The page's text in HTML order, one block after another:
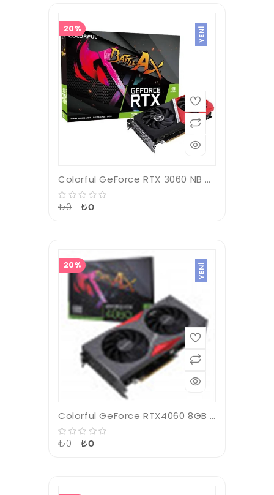
20% YENI
Colorful GeForce RTX 3060 NB Duo 12G V2 L-V 12GB GDDR6 192Bit DX12 Gaming (Oyuncu) Ekran Kartı
₺0 ₺0
20% YENI
Colorful GeForce RTX4060 8GB GDDR6 128Bit NB DUO 8GB V2-V Gaming (Oyuncu) Ekran Kartı
₺0 ₺0